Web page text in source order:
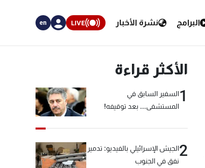
البرامج نشرة الأخبار LIVE
en
الأكثر قراءة
1السفير السابق في
المستشفى... بعد توقيفه!
2الجيش الإسرائيلي بالفيديو: تدمير
نفق في الجنوب